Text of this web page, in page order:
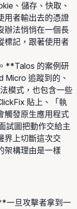
、儲存、快取、
者輸出去的憑證
辦法悄悄在一個長
標記，跟著使用者
**Talos 的案例研
Micro 追蹤到的、
模式，也包含一些
貼上、「執
觸發原生應用程式
試圖把動作交給主
界上切斷這次交
架構理由是一樣
一旦攻擊者拿到一